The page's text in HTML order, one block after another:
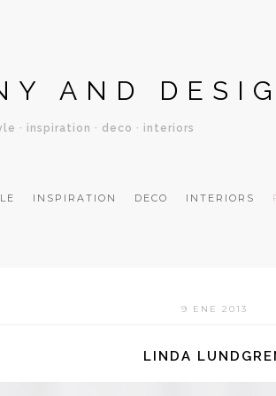
AND
· inspiration · deco · interiors
INSPIRATION DECO INTERIORS
9 ENE 2013
LINDA